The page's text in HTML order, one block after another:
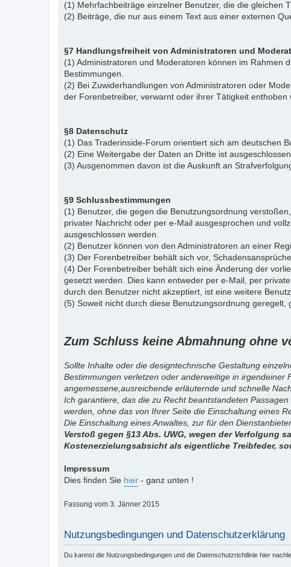
(1) Mehrfachbeiträge einzelner Benutzer, die die gleichen
(2) Beiträge, die nur aus einem Text aus einer externen
§7 Handlungsfreiheit von Administratoren und
(1) Administratoren und Moderatoren können im Rahmen
Bestimmungen.
(2) Bei Zuwiderhandlungen von Administratoren oder
der Forenbetreiber, verwarnt oder ihrer Tätigkeit enthoben
§8 Datenschutz
(1) Das Traderinside-Forum orientiert sich am deutschen
(2) Eine Weitergabe der Daten an Dritte ist ausgeschlossen.
(3) Ausgenommen davon ist die Auskunft an
§9 Schlussbestimmungen
(1) Benutzer, die gegen die Benutzungsordnung
privater Nachricht oder per e-Mail ausgesprochen und
ausgeschlossen werden.
(2) Benutzer können von den Administratoren an einer
(3) Der Forenbetreiber behält sich vor,
(4) Der Forenbetreiber behält sich eine Änderung der
gesetzt werden. Dies kann entweder per e-Mail, per
durch den Benutzer nicht akzeptiert, ist eine weitere
(5) Soweit nicht durch diese Benutzungsordnung geregelt,
Zum Schluss keine Abmahnung ohne
Sollte Inhalte oder die designtechnische Gestaltung
Bestimmungen verletzen oder anderweitige in
angemessene,ausreichende erläuternde und schnelle
Ich garantiere, das die zu Recht beantstandeten
werden, ohne das von Ihrer Seite die Einschaltung eines
Die Einschaltung eines Anwaltes, zur für den Dienstanbieter
Verstoß gegen §13 Abs. UWG, wegen der Verfolgung
Kostenerzielungsabsicht als eigentliche Treibfeder,
Impressum
Dies finden Sie hier - ganz unten !
Fassung vom 3. Jänner 2015
Nutzungsbedingungen und Datenschutzerklärung
Du kannst die Nutzungsbedingungen und die Datenschutzrichtlinie hier